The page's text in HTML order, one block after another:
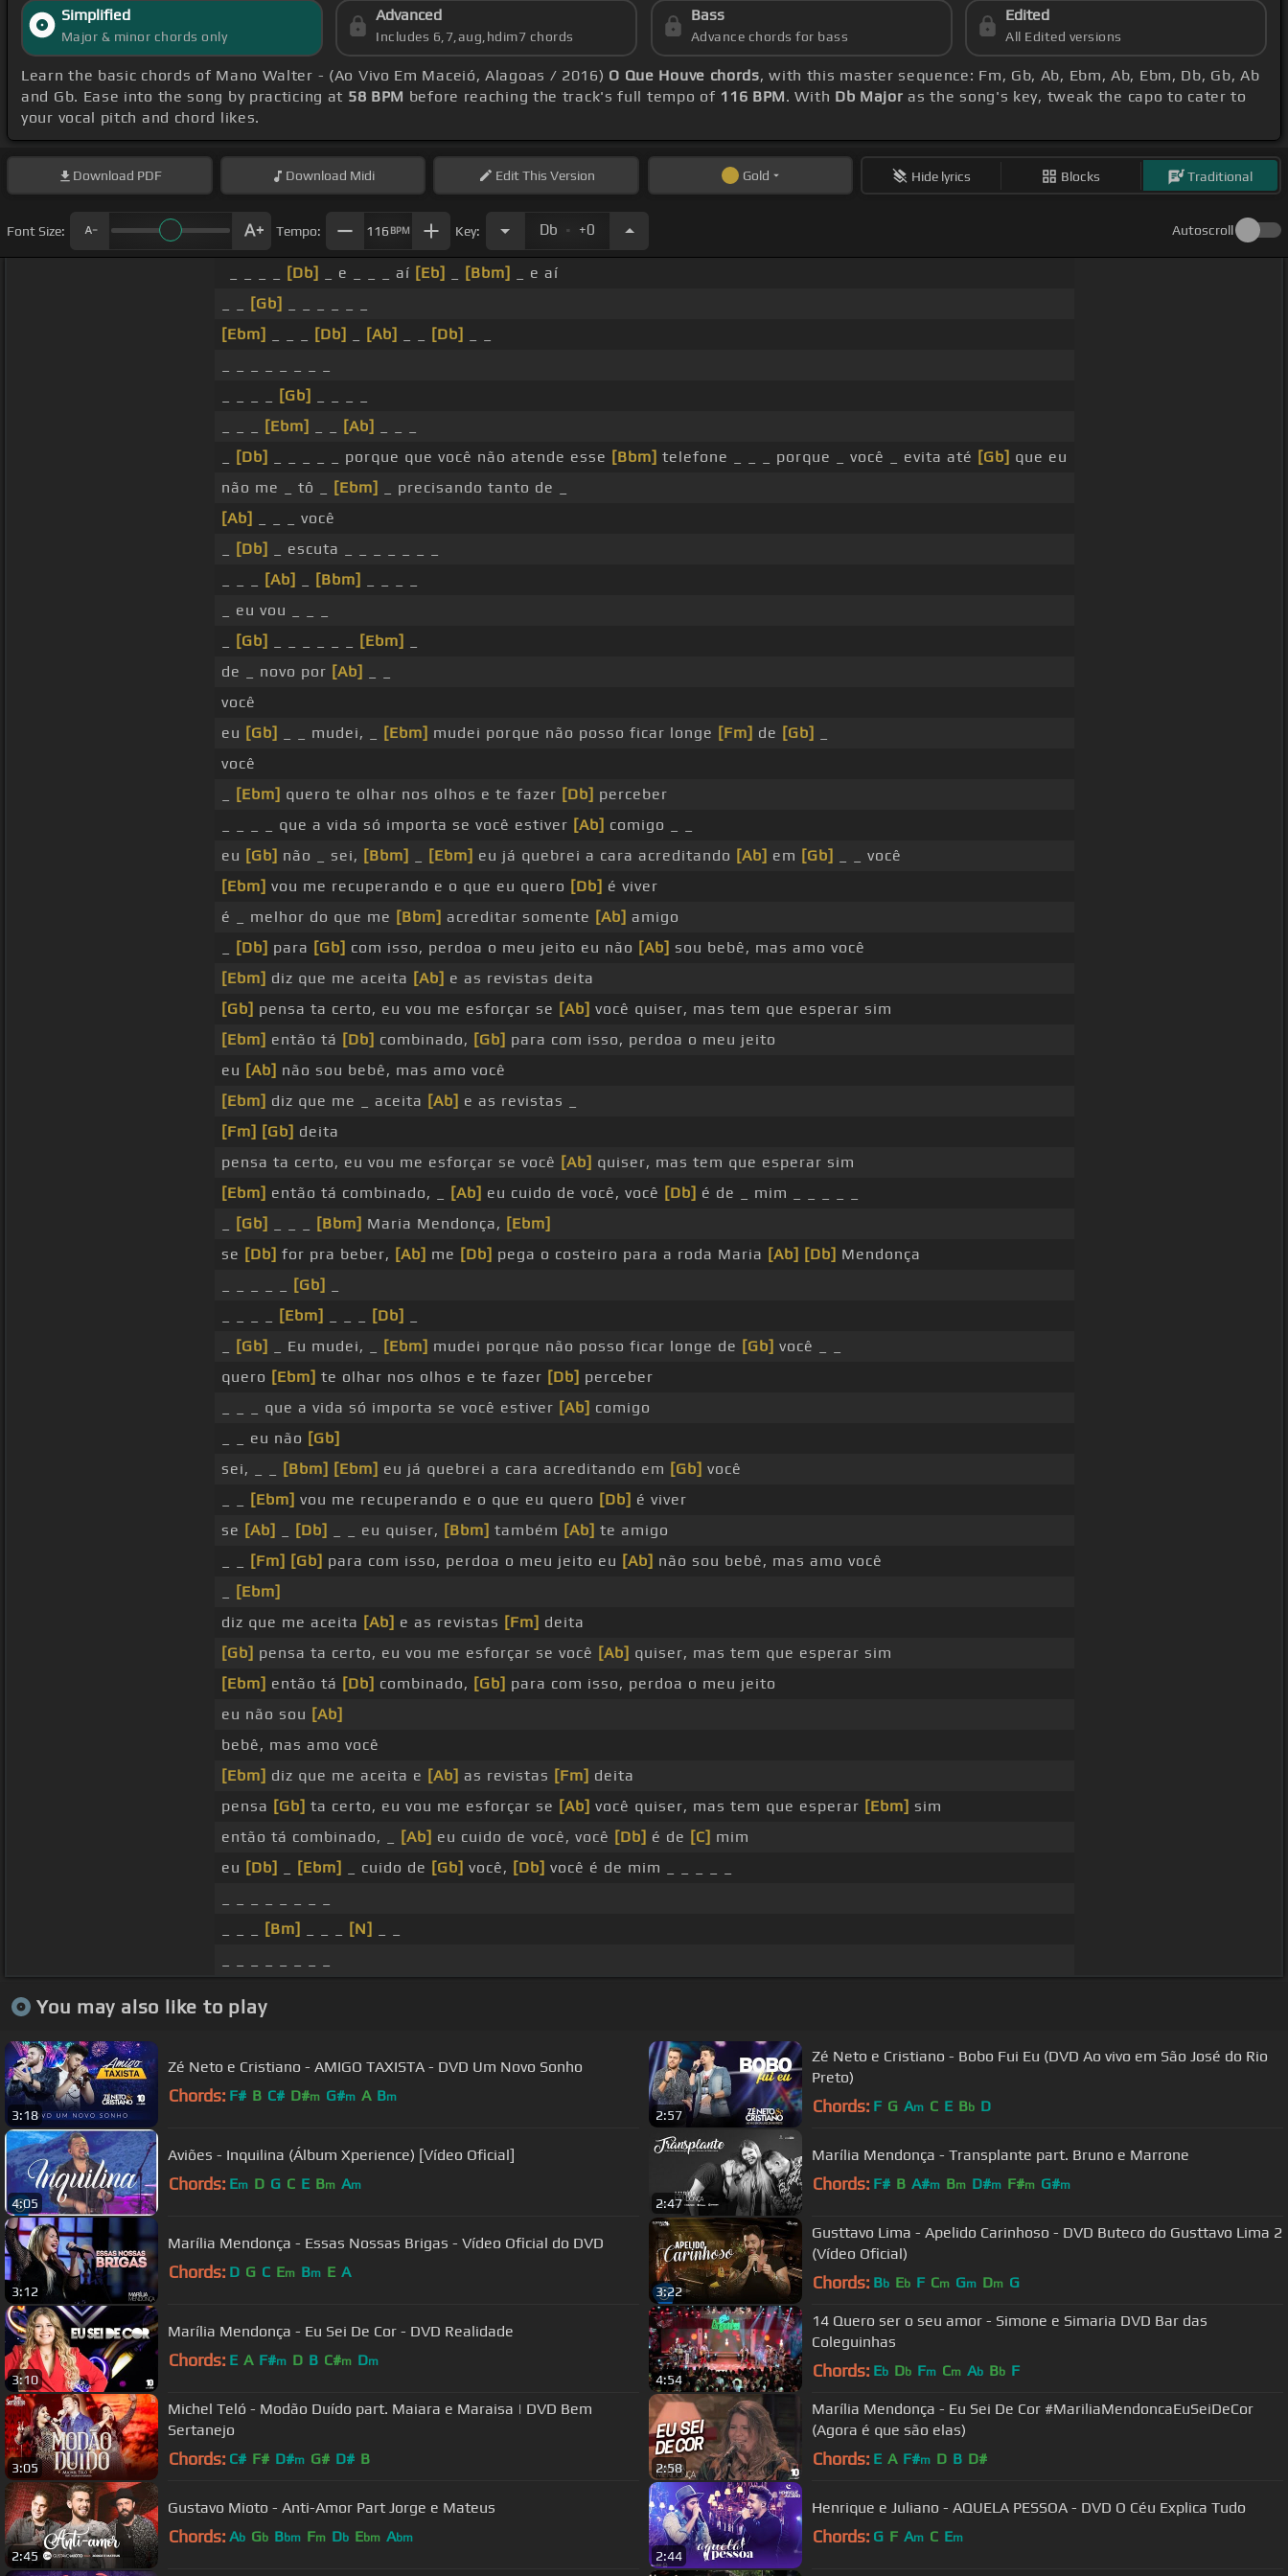
Simplified
Major & minor chords only
Advanced
Includes 6,7,aug,hdim7 chords
Bass
Advance chords for bass
Edited
All Edited versions
Learn the basic chords of Mano Walter - (Ao Vivo Em Maceió, Alagoas / 2016) O Que Houve chords, with this master sequence: Fm, Gb, Ab, Ebm, Ab, Ebm, Db, Gb, Ab
and Gb. Ease into the song by practicing at 58 BPM before reaching the track's full tempo of 116 BPM. With Db Major as the song's key, tweak the capo to cater to
your vocal pitch and chord likes.
Download PDF Download Midi EditThis Version Gold Hide lyrics Blocks Traditional
Font Size: Tempo: 116 BPM Key: Db . +0 Autoscroll
[Db] _ e _ _ _ aí [Eb] [Bbm]
_ e aí
[Gb]
[Ebm]
[Db] [Ab] [Db]
[Gb]
[Ebm] [Ab]
[Db] _ _ _ _ _ porque que você não atende esse [Bbm] telefone _ _ _ porque _ você _ evita até [Gb] que eu
não me _ tô _
[Ebm]
_ precisando tanto de _
[Ab]
_ _ _ você
[Db]
_ escuta _ _ _ _ _ _ _
[Ab] [Bbm]
_ eu vou _ _ _
[Gb] [Ebm]
de _ novo por [Ab]
você
eu [Gb] _ _ mudei, _ [Ebm] mudei porque não posso ficar longe [Fm] de [Gb]
você
[Ebm] quero te olhar nos olhos e te fazer [Db] perceber
_ _ _ _ que a vida só importa se você estiver [Ab] comigo _ _
eu [Gb] não _ sei, [Bbm] [Ebm] eu já quebrei a cara acreditando [Ab] em [Gb]
_ _ você
[Ebm] vou me recuperando e o que eu quero [Db] é viver
é _ melhor do que me [Bbm] acreditar somente [Ab] amigo
[Db] para [Gb] com isso, perdoa o meu jeito eu não [Ab] sou bebê, mas amo você
[Ebm] diz que me aceita [Ab] e as revistas deita
[Gb] pensa ta certo, eu vou me esforçar se [Ab] você quiser, mas tem que esperar sim
[Ebm] então tá [Db] combinado, [Gb] para com isso, perdoa o meu jeito
eu [Ab] não sou bebê, mas amo você
[Ebm] diz que me _ aceita [Ab] e as revistas _
[Fm] [Gb] deita
pensa ta certo, eu vou me esforçar se você [Ab] quiser, mas tem que esperar sim
[Ebm] então tá combinado, _ [Ab] eu cuido de você, você [Db] é de _ mim _ _ _ _ _
[Gb] [Bbm] Maria Mendonça, [Ebm]
se [Db] for pra beber, [Ab] me [Db] pega o costeiro para a roda Maria [Ab] [Db] Mendonça
[Gb]
[Ebm] [Db]
[Gb] _ Eu mudei, _ [Ebm] mudei porque não posso ficar longe de [Gb] você _ _
quero [Ebm] te olhar nos olhos e te fazer [Db] perceber
_ _ _ que a vida só importa se você estiver [Ab] comigo
_ _ eu não [Gb]
sei, _ _
[Bbm] [Ebm] eu já quebrei a cara acreditando em [Gb] você
[Ebm] vou me recuperando e o que eu quero [Db] é viver
se [Ab] [Db] _ _ eu quiser, [Bbm] também [Ab] te amigo
[Fm] [Gb] para com isso, perdoa o meu jeito eu [Ab] não sou bebê, mas amo você
[Ebm]
diz que me aceita [Ab] e as revistas [Fm] deita
[Gb] pensa ta certo, eu vou me esforçar se você [Ab] quiser, mas tem que esperar sim
[Ebm] então tá [Db] combinado, [Gb] para com isso, perdoa o meu jeito
eu não sou [Ab]
bebê, mas amo você
[Ebm] diz que me aceita e [Ab] as revistas [Fm] deita
pensa [Gb] ta certo, eu vou me esforçar se [Ab] você quiser, mas tem que esperar [Ebm] sim
então tá combinado, _
[Ab] eu cuido de você, você [Db] é de [C] mim
eu [Db] [Ebm] _ cuido de [Gb] você, [Db] você é de mim _ _ _ _ _
[Bm] [N]
You may also like to play
3:18
Zé Neto e Cristiano - AMIGO TAXISTA - DVD Um Novo Sonho
Chords: F# B C# D#m G#m A Bm
2:57
Zé Neto e Cristiano - Bobo Fui Eu (DVD Ao vivo em São José do Rio
Preto)
Chords: F G Am C E Bb D
4:05
Aviões - Inquilina (Álbum Xperience) [Vídeo Oficial]
Chords: Em D G C E Bm Am
2:47
Marília Mendonça - Transplante part. Bruno e Marrone
Chords: F# B A#m Bm D#m F#m G#m
3:12
Marília Mendonça - Essas Nossas Brigas - Vídeo Oficial do DVD
Chords: D G C Em Bm E A
3:22
Gusttavo Lima - Apelido Carinhoso - DVD Buteco do Gusttavo Lima 2
(Vídeo Oficial)
Chords: Bb Eb F Cm Gm Dm G
3:10
Marília Mendonça - Eu Sei De Cor - DVD Realidade
Chords: E A F#m D B C#m Dm
4:54
14 Quero ser o seu amor - Simone e Simaria DVD Bar das
Coleguinhas
Chords: Eb Db Fm Cm Ab Bb F
3:05
Michel Teló - Modão Duído part. Maiara e Maraisa | DVD Bem
Sertanejo
Chords: C# F# D#m G# D# B
2:58
Marília Mendonça - Eu Sei De Cor #MariliaMendoncaEuSeiDeCor
(Agora é que são elas)
Chords: E A F#m D B D#
2:45
Gustavo Mioto - Anti-Amor Part Jorge e Mateus
Chords: Ab Gb Bbm Fm Db Ebm Abm
2:44
Henrique e Juliano - AQUELA PESSOA - DVD O Céu Explica Tudo
Chords: G F Am C Em